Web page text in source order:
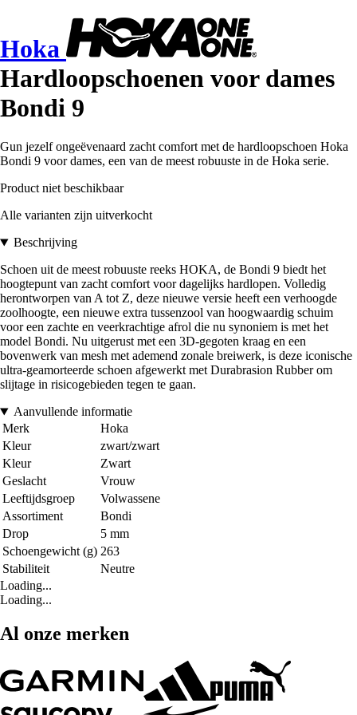
Hoka
Hardloopschoenen voor dames
Bondi 9
Gun jezelf ongeëvenaard zacht comfort met de hardloopschoen Hoka
Bondi 9 voor dames, een van de meest robuuste in de Hoka serie.
Product niet beschikbaar
Alle varianten zijn uitverkocht
Beschrijving
Schoen uit de meest robuuste reeks HOKA, de Bondi 9 biedt het
hoogtepunt van zacht comfort voor dagelijks hardlopen. Volledig
herontworpen van A tot Z, deze nieuwe versie heeft een verhoogde
zoolhoogte, een nieuwe extra tussenzool van hoogwaardig schuim
voor een zachte en veerkrachtige afrol die nu synoniem is met het
model Bondi. Nu uitgerust met een 3D-gegoten kraag en een
bovenwerk van mesh met ademend zonale breiwerk, is deze iconische
ultra-geamorteerde schoen afgewerkt met Durabrasion Rubber om
slijtage in risicogebieden tegen te gaan.
Aanvullende informatie
Merk
Hoka
Kleur
zwart/zwart
Kleur
Zwart
Geslacht
Vrouw
Leeftijdsgroep
Volwassene
Assortiment
Bondi
Drop
5 mm
Schoengewicht (g) 263
Stabiliteit
Neutre
Loading...
Loading...
Al onze merken